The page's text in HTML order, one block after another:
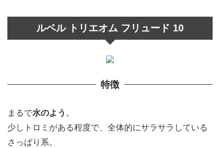
ルベル トリエオム フリュード 10
特徴
まるで水のよう 。
少しトロミがある程度で、全体的にサラサラしている
さっぱり系。